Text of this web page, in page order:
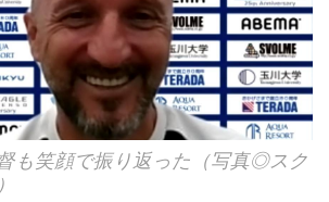
も笑顔で振り返った（写真◎スク